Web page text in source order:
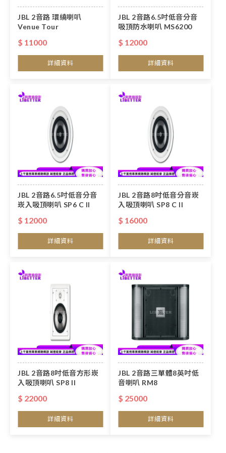
JBL 2音路 環繞喇叭
Venue Tour
$ 11000
詳細資料
JBL 2音路6.5吋低音分音
吸頂防水喇叭 MS6200
$ 12000
詳細資料
JBL 2音路6.5吋低音分音
崁入吸頂喇叭 SP6 C II
$ 12000
詳細資料
JBL 2音路8吋低音分音崁
入吸頂喇叭 SP8 C II
$ 16000
詳細資料
JBL 2音路8吋低音方形崁
入吸頂喇叭 SP8 II
$ 22000
詳細資料
JBL 2音路三單體8英吋低
音喇叭 RM8
$ 25000
詳細資料